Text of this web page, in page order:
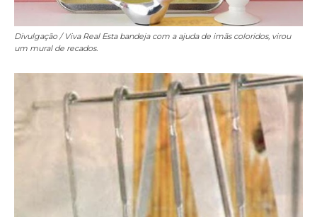
Divulgação / Viva RealEsta bandeja com a ajuda de imãs coloridos, virou
um mural de recados.